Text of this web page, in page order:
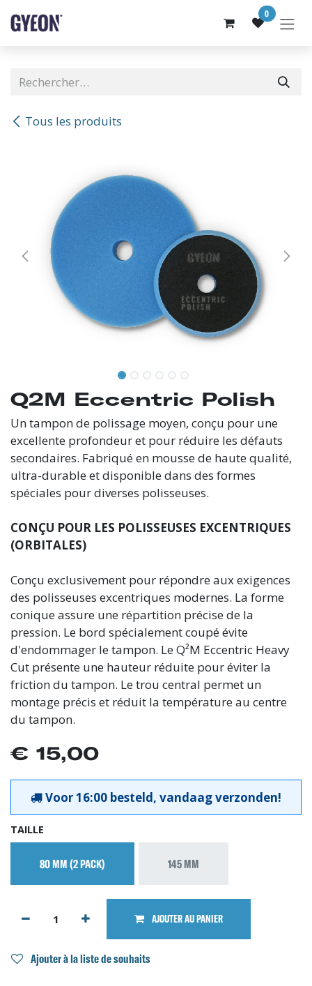
0
Tous les produits
Q2M Eccentric Polish
Un tampon de polissage moyen, conçu pour une
excellente profondeur et pour réduire les défauts
secondaires. Fabriqué en mousse de haute qualité,
ultra-durable et disponible dans des formes
spéciales pour diverses polisseuses.
CONÇU POUR LES POLISSEUSES EXCENTRIQUES
(ORBITALES)
Conçu exclusivement pour répondre aux exigences
des polisseuses excentriques modernes. La forme
conique assure une répartition précise de la
pression. Le bord spécialement coupé évite
d'endommager le tampon. Le Q²M Eccentric Heavy
Cut présente une hauteur réduite pour éviter la
friction du tampon. Le trou central permet un
montage précis et réduit la température au centre
du tampon.
€ 15,00
Voor 16:00 besteld, vandaag verzonden!
TAILLE
80 MM (2 PACK) 145 MM
AJOUTER AU PANIER
Ajouter à la liste de souhaits